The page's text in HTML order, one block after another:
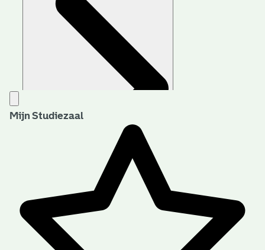
Aanwijzingen voor de gebruiker
Mijn Studiezaal